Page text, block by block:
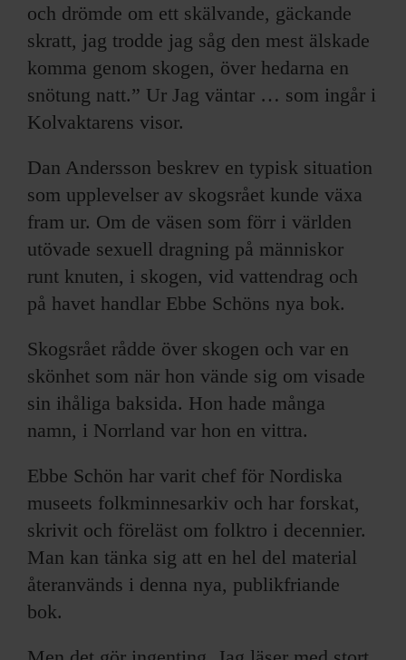
och drömde om ett skälvande, gäckande
skratt, jag trodde jag såg den mest älskade
komma genom skogen, över hedarna en
snötung natt.” Ur Jag väntar … som ingår i
Kolvaktarens visor.
Dan Andersson beskrev en typisk situation
som upplevelser av skogsrået kunde växa
fram ur. Om de väsen som förr i världen
utövade sexuell dragning på människor
runt knuten, i skogen, vid vattendrag och
på havet handlar Ebbe Schöns nya bok.
Skogsrået rådde över skogen och var en
skönhet som när hon vände sig om visade
sin ihåliga baksida. Hon hade många
namn, i Norrland var hon en vittra.
Ebbe Schön har varit chef för Nordiska
museets folkminnesarkiv och har forskat,
skrivit och föreläst om folktro i decennier.
Man kan tänka sig att en hel del material
återanvänds i denna nya, publikfriande
bok.